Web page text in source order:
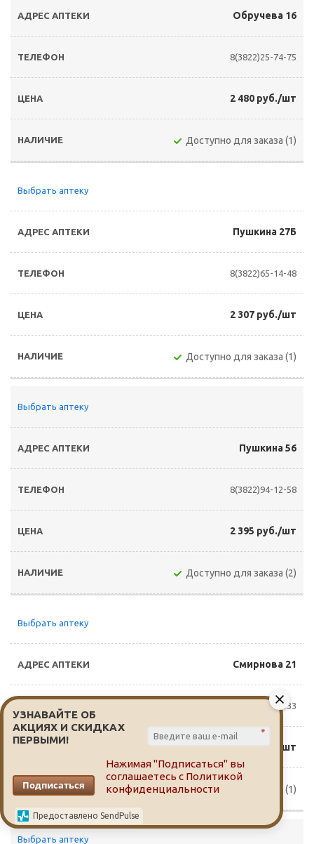
Обручева 16
8(3822)25-74-75
2 480 руб./шт
Доступно для заказа (1)
Выбрать аптеку
Пушкина 27Б
8(3822)65-14-48
2 307 руб./шт
Доступно для заказа (1)
Выбрать аптеку
Пушкина 56
8(3822)94-12-58
2 395 руб./шт
Доступно для заказа (2)
Выбрать аптеку
Смирнова 21
8(3822)760-333
2 300 руб./шт
Доступно для заказа (1)
Выбрать аптеку
УЗНАВАЙТЕ ОБ
АКЦИЯХ И СКИДКАХ
ПЕРВЫМИ!
*
Подписаться
Нажимая "Подписаться" вы
соглашаетесь с Политикой
конфиденциальности
Предоставлено SendPulse